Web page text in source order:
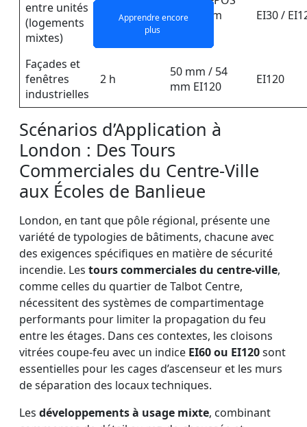
Apprendre encore
plus
Apprendre encore
plus
Apprendre encore
plus
Apprendre encore
plus
entre unités
(logements
mixtes)
1 h - 2 h
ou 50 mm
EI30 /
Façades et
fenêtres
industrielles
2 h
50 mm / 54
mm EI120
EI120
Scénarios d’Application à
London : Des Tours
Commerciales du Centre-Ville
aux Écoles de Banlieue
London, en tant que pôle régional, présente une
variété de typologies de bâtiments, chacune avec
des exigences spécifiques en matière de sécurité
incendie. Les tours commerciales du centre-ville,
comme celles du quartier de Talbot Centre,
nécessitent des systèmes de compartimentage
performants pour limiter la propagation du feu
entre les étages. Dans ces contextes, les cloisons
vitrées coupe-feu avec un indice EI60 ou EI120sont
essentielles pour les cages d’ascenseur et les murs
de séparation des locaux techniques.
Les développements à usage mixte, combinant